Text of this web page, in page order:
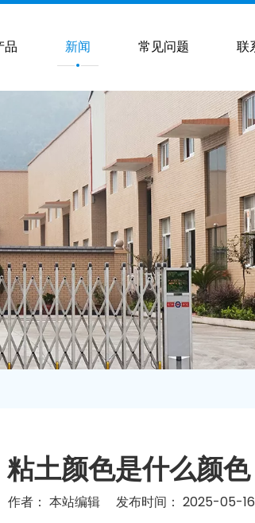
品 新闻 常见问题 联
粘土颜色是什么颜色
者： 本站编辑 发布时间： 2025-05-